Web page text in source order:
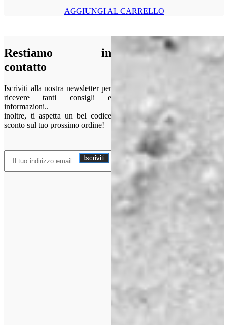
AGGIUNGI AL CARRELLO
Restiamo in
contatto
Iscriviti alla nostra newsletter per
ricevere tanti consigli e
informazioni..
inoltre, ti aspetta un bel codice
sconto sul tuo prossimo ordine!
Iscriviti